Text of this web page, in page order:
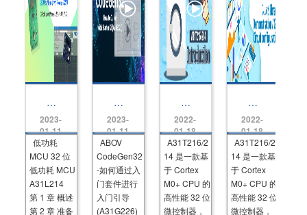
L
w
P
o
w
er
M
C
U
3
2-
2023-
01-11
低功耗
MCU 32 位
低功耗 MCU
A31L214
第 1 章 概述
第 2 章 准备
A
O
V
C
o
d
e
G
e
n
3
2023-
01-11
ABOV
CodeGen32
-如何通过入
门套件进行
入门引导
(A31G226)
T
u
c
h
S
ol
ut
io
n
Vi
d
2022-
01-18
A31T216/2
14 是一款基
于 Cortex
M0+ CPU 的
高性能 32 位
微控制器，
T
u
c
h
S
ol
ut
io
n
Vi
d
2022-
01-18
A31T216/2
14 是一款基
于 Cortex
M0+ CPU 的
高性能 32 位
微控制器，